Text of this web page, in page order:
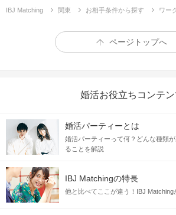
IBJ Matching 関東 お相手条件から探す ワー
ページトップへ
婚活お役立ちコンテン
婚活パーティーとは
婚活パーティーって何？どんな種類
ることを解説
IBJ Matchingの特長
他と比べてここが違う！IBJ Matching